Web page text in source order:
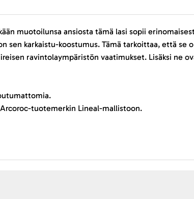
muotoilunsa ansiosta tämä lasi sopii
sen karkaistu-koostumus. Tämä tarkoittaa, että se
ravintolaympäristön vaatimukset. Lisäksi ne
tuotemerkin Lineal-mallistoon.